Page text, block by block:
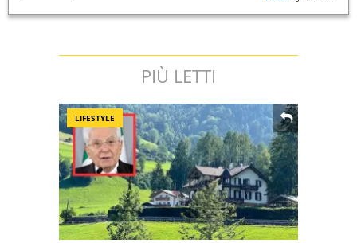
PIÙ LETTI
LIFESTYLE